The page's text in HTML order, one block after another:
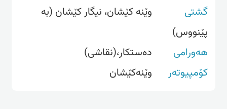
گشتی
وێنە کێشان، نیگار کێشان (بە
پێنووس)
هەورامی
دەستکار،(نقاشی)
کۆمپیوتەر
وێنه‌كێشان